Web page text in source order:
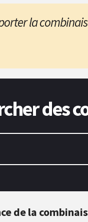
de la
la
des